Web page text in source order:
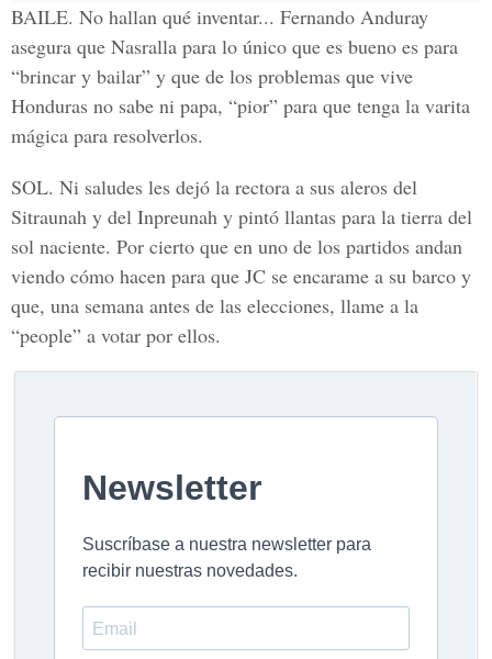
BAILE. No hallan qué inventar... Fernando Anduray
asegura que Nasralla para lo único que es bueno es para
“brincar y bailar” y que de los problemas que vive
Honduras no sabe ni papa, “pior” para que tenga la varita
mágica para resolverlos.
SOL. Ni saludes les dejó la rectora a sus aleros del
Sitraunah y del Inpreunah y pintó llantas para la tierra del
sol naciente. Por cierto que en uno de los partidos andan
viendo cómo hacen para que JC se encarame a su barco y
que, una semana antes de las elecciones, llame a la
“people” a votar por ellos.